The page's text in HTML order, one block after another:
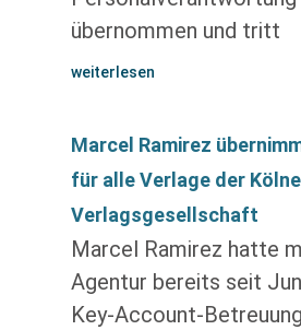
übernommen und tritt
weiterlesen
Marcel Ramirez
für alle Verlage der
Verlagsgesellschaft
Marcel Ramirez hatte
Agentur bereits seit
Key-Account-